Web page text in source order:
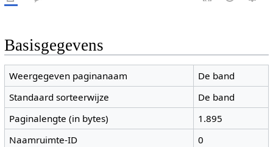
Basisgegevens
Weergegeven paginanaam
De band
Standaard sorteerwijze
De band
Paginalengte (in bytes)
1.895
Naamruimte-ID
0